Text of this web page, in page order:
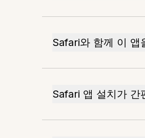
Safari와 함께 이 앱
Safari 앱 설치가 간